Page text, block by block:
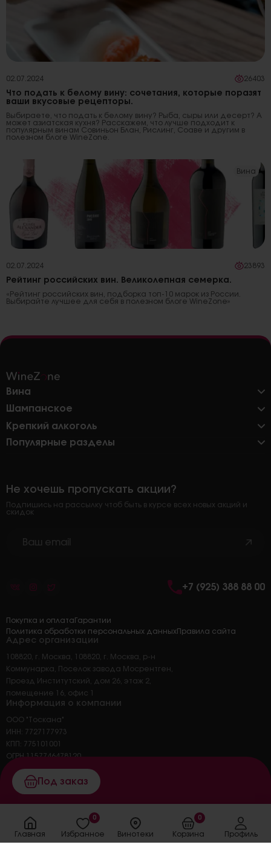
Под заказ
02.07.2024 26403
Что подать к белому вину: сочетания, которые поразят
ваши вкусовые рецепторы.
Выбираете, что подать к белому вину? Рыба, сыры или десерт? А
может азиатская кухня? Расскажем, что лучше подходит к
популярным винам Совиньон Блан, Рислинг, Соаве и другим в
полезном блоге WineZone.
Вина
02.07.2024 23893
Рейтинг российских вин. Великолепная семерка.
«Рейтинг российских вин, подборка топ-10 марок из России.
Выбирайте лучшее для себя в полезном блоге WineZone»
Главная Избранное
0
Винотеки Корзина
0
Профиль
Вина
Шампанское
Крепкий алкоголь
Популярные разделы
Адрес организации
108820, г. Москва, 108820, г. Москва, р-н
Коммунарка, Поселок завода Мосрентген,
Проезд Институтский, дом 26, этаж 2,
помещение 16, офис 1
Информация о компании
ООО "Тоскана"
ИНН: 7727177973
КПП: 775101001
ОГРН 1157746478120
ОКПО 45326414
Основной вид деятельности: 47.25 торговля
розничная напитками в
специализированных магазинах
Не хочешь пропускать акции?
Подпишись на рассылку чтоб быть в курсе всех новых акций и
скидок
+7 (925) 388 88 00
Покупка и оплата Гарантии
Политика обработки персональных данныхПравила сайта